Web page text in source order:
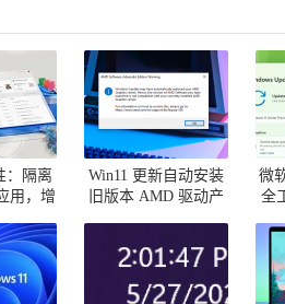
：隔离
用，增
Win11 更新自动安装
旧版本 AMD 驱动产
微
全